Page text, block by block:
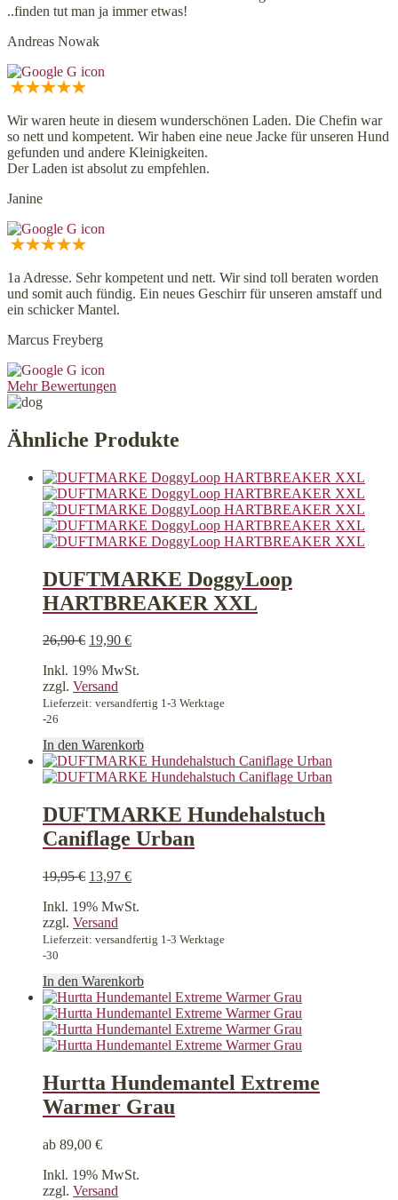
..finden tut man ja immer etwas!
Andreas Nowak
Wir waren heute in diesem wunderschönen Laden. Die Chefin war
so nett und kompetent. Wir haben eine neue Jacke für unseren Hund
gefunden und andere Kleinigkeiten.
Der Laden ist absolut zu empfehlen.
Janine
1a Adresse. Sehr kompetent und nett. Wir sind toll beraten worden
und somit auch fündig. Ein neues Geschirr für unseren amstaff und
ein schicker Mantel.
Marcus Freyberg
Mehr Bewertungen
Ähnliche Produkte
DUFTMARKE DoggyLoop
HARTBREAKER XXL
26,90€ Ursprünglicher
war:
26,90 €
19,90 €Aktueller
ist:
Inkl. 19% MwSt.
zzgl. Versand
Lieferzeit: versandfertig 1-3 Werktage
-26
In den Warenkorb
DUFTMARKE Hundehalstuch
Caniflage Urban
19,95€ Ursprünglicher
war:
19,95 €
13,97 €Aktueller
ist:
Inkl. 19% MwSt.
zzgl. Versand
Lieferzeit: versandfertig 1-3 Werktage
-30
In den Warenkorb
Hurtta Hundemantel Extreme
Warmer Grau
ab 89,00 €
Inkl. 19% MwSt.
zzgl. Versand